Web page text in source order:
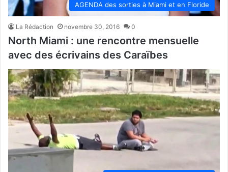
AGENDA des sorties à Miami et en Floride
La Rédaction novembre 30, 2016 0
North Miami : une rencontre mensuelle
avec des écrivains des Caraïbes